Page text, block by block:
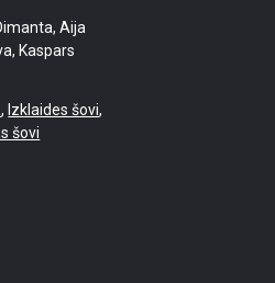
Aija
Kaspars
, Izklaides šovi,
šovi